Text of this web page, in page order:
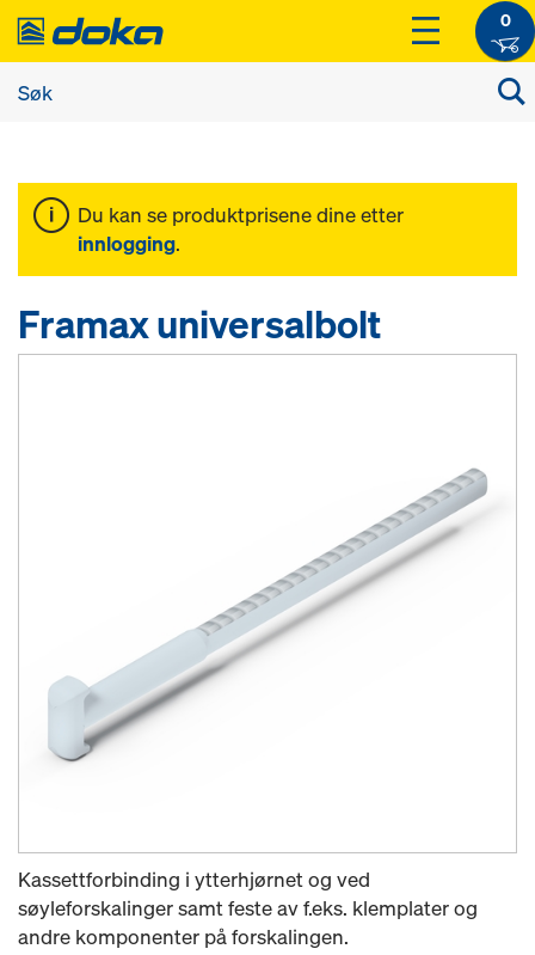
0
Du kan se produktprisene dine etter
innlogging.
Framax universalbolt
Kassettforbinding i ytterhjørnet og ved
søyleforskalinger samt feste av f.eks. klemplater og
andre komponenter på forskalingen.